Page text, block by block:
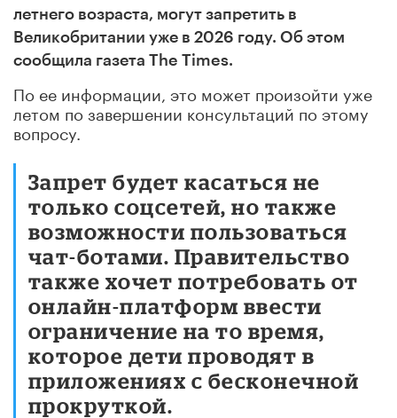
летнего возраста, могут запретить в
Великобритании уже в 2026 году. Об этом
сообщила газета The Times.
По ее информации, это может произойти уже
летом по завершении консультаций по этому
вопросу.
Запрет будет касаться не
только соцсетей, но также
возможности пользоваться
чат-ботами. Правительство
также хочет потребовать от
онлайн-платформ ввести
ограничение на то время,
которое дети проводят в
приложениях с бесконечной
прокруткой.